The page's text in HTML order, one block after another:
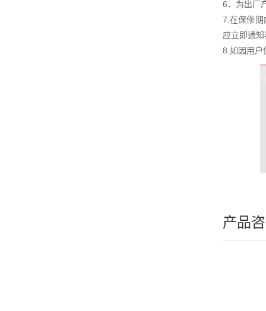
6．为出厂
7.在保修期
应立即通
8.如因用户
产品